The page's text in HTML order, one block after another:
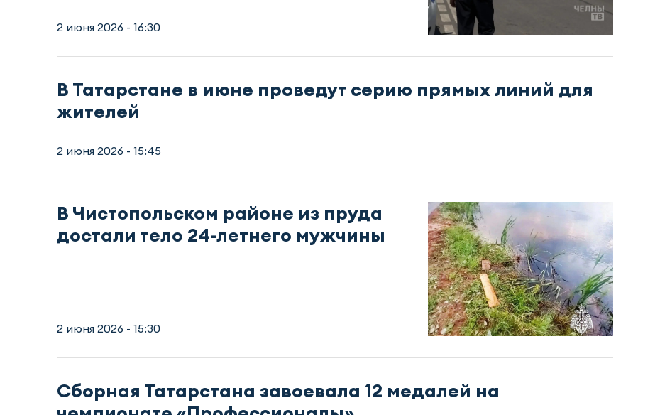
2 июня 2026 - 16:30
В Татарстане в июне проведут серию прямых линий для
жителей
2 июня 2026 - 15:45
В Чистопольском районе из пруда
достали тело 24-летнего мужчины
2 июня 2026 - 15:30
Сборная Татарстана завоевала 12 медалей на